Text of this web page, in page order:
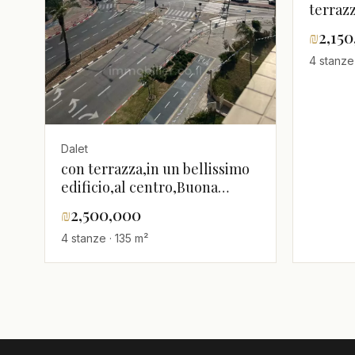
Dalet
con terrazza,in un bellissimo
edificio,al centro,Buona
vista,Vicino al mare,Vista
mare,grazioso,luminoso,spazioso,Bellissimo
appartamento,Buone
₪2,500,000
4 stanze · 135 m²
al
₪
4 stanze